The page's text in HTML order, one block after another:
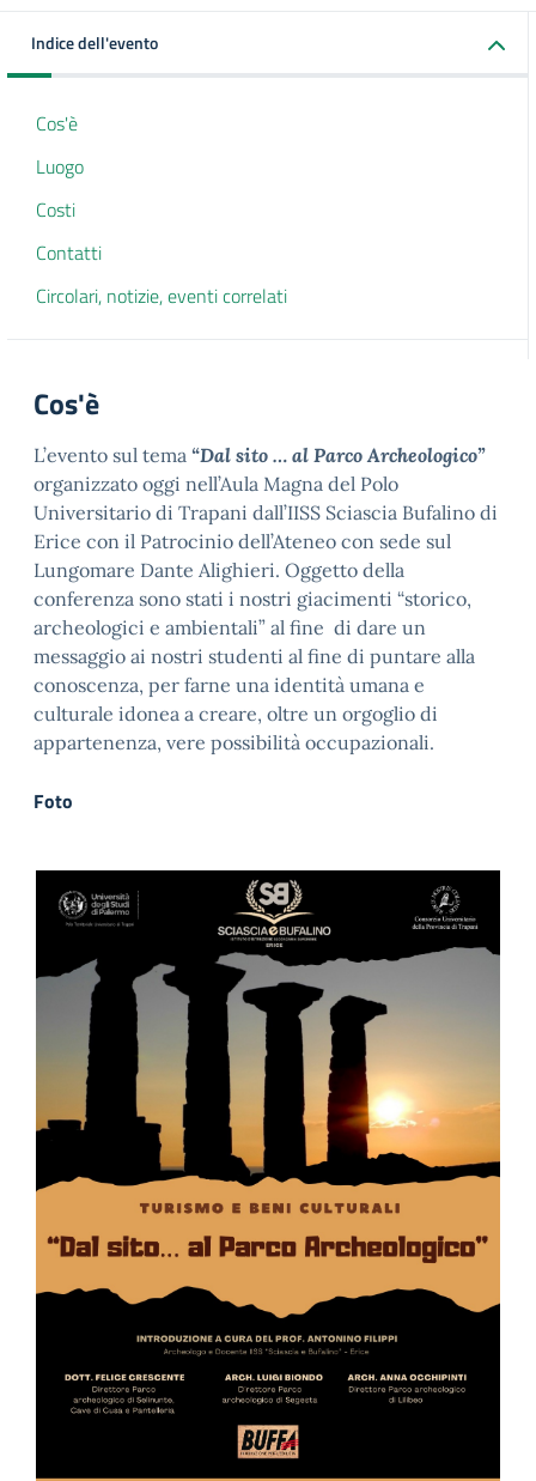
Indice dell'evento
Cos'è
Luogo
Costi
Contatti
Circolari, notizie, eventi correlati
Cos'è
L’evento sul tema “Dal sito … al Parco Archeologico”
organizzato oggi nell’Aula Magna del Polo
Universitario di Trapani dall’IISS Sciascia Bufalino di
Erice con il Patrocinio dell’Ateneo con sede sul
Lungomare Dante Alighieri. Oggetto della
conferenza sono stati i nostri giacimenti “storico,
archeologici e ambientali” al fine di dare un
messaggio ai nostri studenti al fine di puntare alla
conoscenza, per farne una identità umana e
culturale idonea a creare, oltre un orgoglio di
appartenenza, vere possibilità occupazionali.
Foto